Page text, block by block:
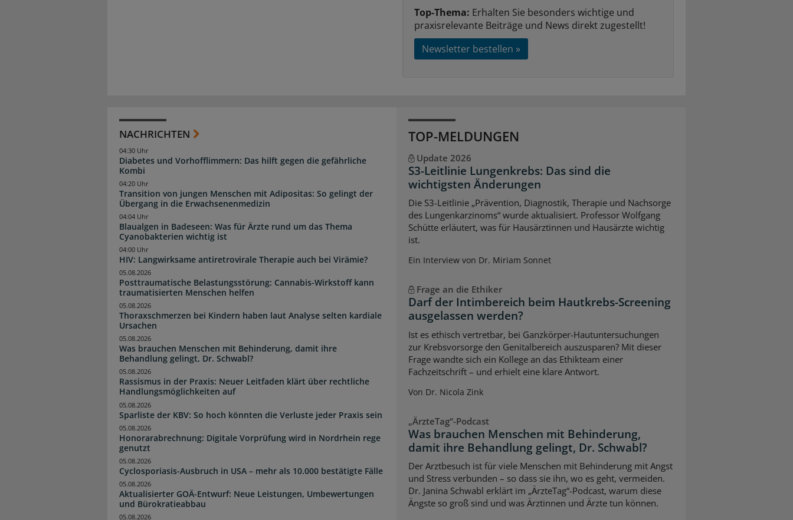
Top-Thema: Erhalten Sie besonders wichtige und
praxisrelevante Beiträge und News direkt zugestellt!
Newsletter bestellen »
NACHRICHTEN
Diabetes und Vorhofflimmern: Das hilft gegen die gefährliche
Kombi
04:30 Uhr
Transition von jungen Menschen mit Adipositas: So gelingt der
Übergang in die Erwachsenenmedizin
04:20 Uhr
Blaualgen in Badeseen: Was für Ärzte rund um das Thema
Cyanobakterien wichtig ist
04:04 Uhr
HIV: Langwirksame antiretrovirale Therapie auch bei Virämie?
04:00 Uhr
Posttraumatische Belastungsstörung: Cannabis-Wirkstoff kann
traumatisierten Menschen helfen
05.08.2026
Thoraxschmerzen bei Kindern haben laut Analyse selten kardiale
Ursachen
05.08.2026
Was brauchen Menschen mit Behinderung, damit ihre
Behandlung gelingt, Dr. Schwabl?
05.08.2026
Rassismus in der Praxis: Neuer Leitfaden klärt über rechtliche
Handlungsmöglichkeiten auf
05.08.2026
Sparliste der KBV: So hoch könnten die Verluste jeder Praxis sein
05.08.2026
Honorarabrechnung: Digitale Vorprüfung wird in Nordrhein rege
genutzt
05.08.2026
Cyclosporiasis-Ausbruch in USA – mehr als 10.000 bestätigte Fälle
05.08.2026
Aktualisierter GOÄ-Entwurf: Neue Leistungen, Umbewertungen
und Bürokratieabbau
05.08.2026
05.08.2026
TOP-MELDUNGEN
Update 2026
S3-Leitlinie Lungenkrebs: Das sind die
wichtigsten Änderungen
Die S3-Leitlinie „Prävention, Diagnostik, Therapie und Nachsorge
des Lungenkarzinoms“ wurde aktualisiert. Professor Wolfgang
Schütte erläutert, was für Hausärztinnen und Hausärzte wichtig
ist.
Ein Interview von Dr. Miriam Sonnet
Frage an die Ethiker
Darf der Intimbereich beim Hautkrebs-Screening
ausgelassen werden?
Ist es ethisch vertretbar, bei Ganzkörper-Hautuntersuchungen
zur Krebsvorsorge den Genitalbereich auszusparen? Mit dieser
Frage wandte sich ein Kollege an das Ethikteam einer
Fachzeitschrift – und erhielt eine klare Antwort.
Von Dr. Nicola Zink
„ÄrzteTag“-Podcast
Was brauchen Menschen mit Behinderung,
damit ihre Behandlung gelingt, Dr. Schwabl?
Der Arztbesuch ist für viele Menschen mit Behinderung mit Angst
und Stress verbunden – so dass sie ihn, wo es geht, vermeiden.
Dr. Janina Schwabl erklärt im „ÄrzteTag“-Podcast, warum diese
Ängste so groß sind und was Ärztinnen und Ärzte tun können.